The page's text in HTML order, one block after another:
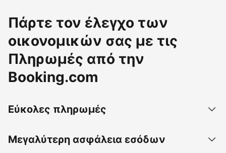
Πάρτε τον έλεγχο των
οικονομικών σας με τις
Πληρωμές από την
Booking.com
Εύκολες πληρωμές
Μεγαλύτερη ασφάλεια εσόδων